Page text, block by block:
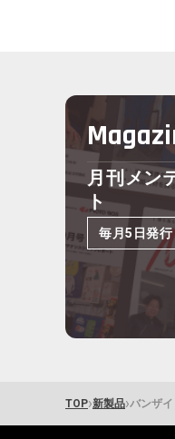
月刊メン
ト
毎月5日発行
TOP›新製品›バンザ